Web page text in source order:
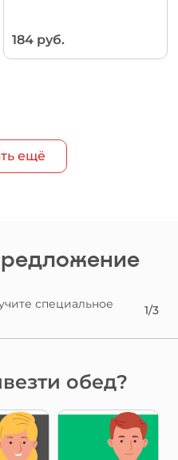
184 руб.
ещё
специальное
1/3
обед?